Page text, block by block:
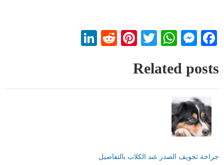
Facebook
Messenger
WhatsApp
Twitter
Pinterest
Reddit
Related posts
جراحة تجويف الصدر عند الكلاب بالتفاصيل